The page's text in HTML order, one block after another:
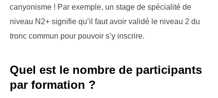
canyonisme ! Par exemple, un stage de spécialité de
niveau N2+ signifie qu’il faut avoir validé le niveau 2 du
tronc commun pour pouvoir s’y inscrire.
Quel est le nombre de participants
par formation ?